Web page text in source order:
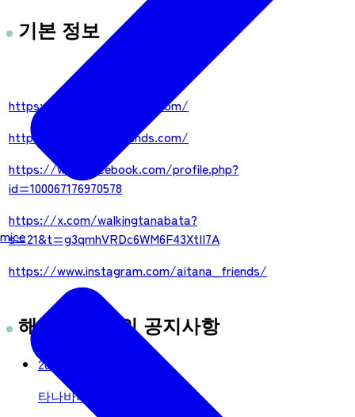
mice
기본 정보
https://tanabata-friends.com/
https://tanabata-friends.com/
https://www.facebook.com/profile.php?
id=100067176970578
https://x.com/walkingtanabata?
s=21&t=g3qmhVRDc6WM6F43XtII7A
https://www.instagram.com/aitana_friends/
해당 사업자의 공지사항
2026년 04월 26일
타나바타_프렌즈